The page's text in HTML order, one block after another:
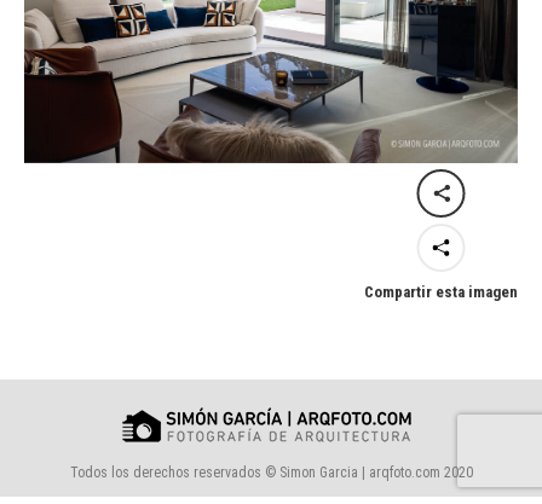
Compartir esta imagen
Todos los derechos reservados © Simon Garcia | arqfoto.com 2020